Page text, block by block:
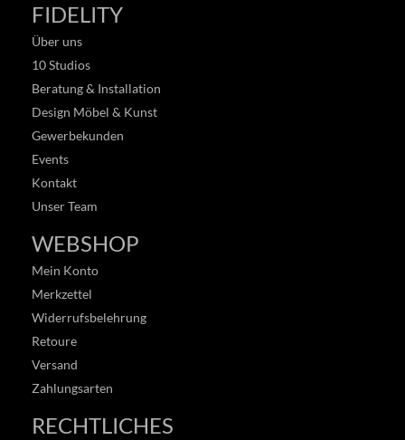
FIDELITY
Über uns
10 Studios
Beratung & Installation
Design Möbel & Kunst
Gewerbekunden
Events
Kontakt
Unser Team
WEBSHOP
Mein Konto
Merkzettel
Widerrufsbelehrung
Retoure
Versand
Zahlungsarten
RECHTLICHES